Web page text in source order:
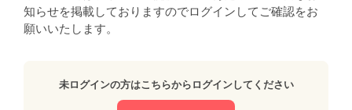
知らせを掲載しておりますのでログインしてご確認をお
願いいたします。
未ログインの方はこちらからログインしてください